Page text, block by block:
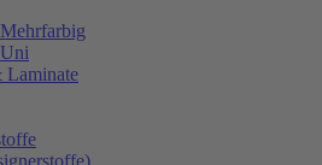
Laminate